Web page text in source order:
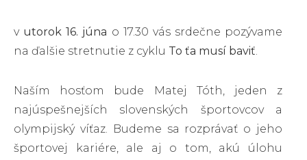
v utorok 16. júna o 17.30 vás srdečne pozývame
na ďalšie stretnutie z cyklu To ťa musí baviť.
Naším hosťom bude Matej Tóth, jeden z
najúspešnejších slovenských športovcov a
olympijský víťaz. Budeme sa rozprávať o jeho
športovej kariére, ale aj o tom, akú úlohu